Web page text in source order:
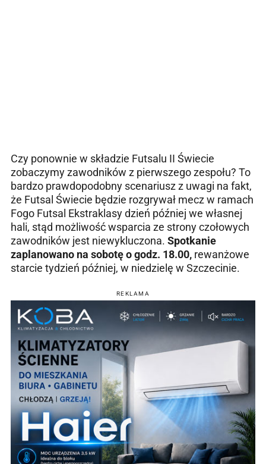
Czy ponownie w składzie Futsalu II Świecie
zobaczymy zawodników z pierwszego zespołu? To
bardzo prawdopodobny scenariusz z uwagi na fakt,
że Futsal Świecie będzie rozgrywał mecz w ramach
Fogo Futsal Ekstraklasy dzień później we własnej
hali, stąd możliwość wsparcia ze strony czołowych
zawodników jest niewykluczona. Spotkanie
zaplanowano na sobotę o godz. 18.00, rewanżowe
starcie tydzień później, w niedzielę w Szczecinie.
REKLAMA